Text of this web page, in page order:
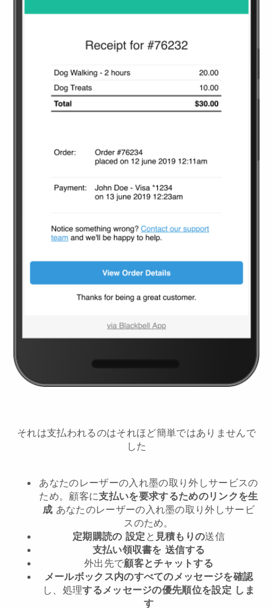
それは支払われるのはそれほど簡単ではありませんで
した
あなたのレーザーの入れ墨の取り外しサービスの
ため。 顧客に支払いを要求するためのリンクを生
成 あなたのレーザーの入れ墨の取り外しサービ
スのため。
定期購読の 設定 と 見積もりの送信
支払い領収書を 送信する
外出先で顧客とチャットする
メールボックス内のすべてのメッセージを確認
し、処理するメッセージの優先順位を設定 しま
す